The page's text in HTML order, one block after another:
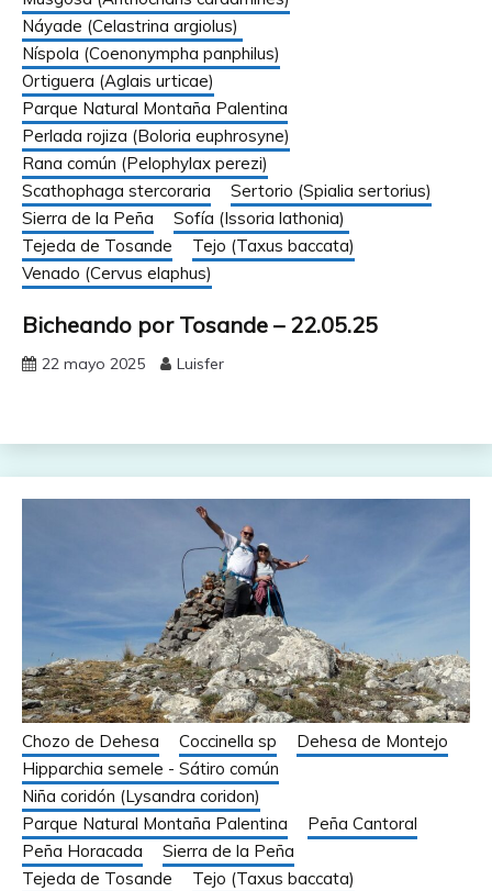
Náyade (Celastrina argiolus)
Níspola (Coenonympha panphilus)
Ortiguera (Aglais urticae)
Parque Natural Montaña Palentina
Perlada rojiza (Boloria euphrosyne)
Rana común (Pelophylax perezi)
Scathophaga stercoraria
Sertorio (Spialia sertorius)
Sierra de la Peña
Sofía (Issoria lathonia)
Tejeda de Tosande
Tejo (Taxus baccata)
Venado (Cervus elaphus)
Bicheando por Tosande – 22.05.25
22 mayo 2025 Luisfer
Chozo de Dehesa Coccinella sp
Dehesa de Montejo
Hipparchia semele - Sátiro común
Niña coridón (Lysandra coridon)
Parque Natural Montaña Palentina
Peña Cantoral
Peña Horacada
Sierra de la Peña
Tejeda de Tosande
Tejo (Taxus baccata)